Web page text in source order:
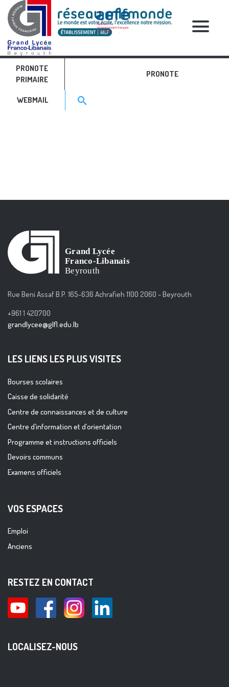
PRONOTE
PRIMAIRE
PRONOTE
WEBMAIL Search for:>
search
RELATIVE POSTS
flogo
Rue Beni Assaf B.P. 165-636 Achrafieh 1100 2060 - Beyrouth
+961 1 420700
grandlycee@glfl.edu.lb
LES LIENS LES PLUS VISITES
Bourses scolaires
Caisse de solidarité
Centre de connaissances et de culture
Centre d’information et d’orientation
Programme et instructions officiels
Devoirs communs
Examens officiels
VOS ESPACES
Emploi
Anciens
RESTEZ EN CONTACT
LOCALISEZ-NOUS